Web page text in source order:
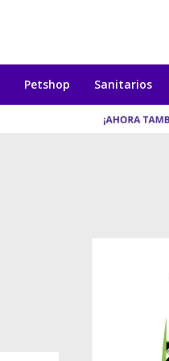
Petshop Sanitarios